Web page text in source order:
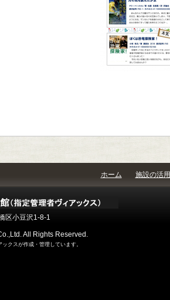
ホーム 施設の活用
区小豆沢1-8-1
All Rights Reserved.
クスが作成・管理しています。